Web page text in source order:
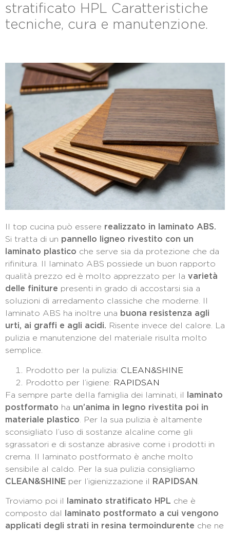
stratificato HPL Caratteristiche
tecniche, cura e manutenzione.
Il top cucina può essere realizzato in laminato ABS.
Si tratta di un pannello ligneo rivestito con un
laminato plastico che serve sia da protezione che da
rifinitura. Il laminato ABS possiede un buon rapporto
qualità prezzo ed è molto apprezzato per la varietà
delle finiture presenti in grado di accostarsi sia a
soluzioni di arredamento classiche che moderne. Il
laminato ABS ha inoltre una buona resistenza agli
urti, ai graffi e agli acidi. Risente invece del calore. La
pulizia e manutenzione del materiale risulta molto
semplice.
Prodotto per la pulizia: CLEAN&SHINE
Prodotto per l’igiene: RAPIDSAN
Fa sempre parte della famiglia dei laminati, il
laminato
postformato ha un’anima in legno rivestita poi in
materiale plastico . Per la sua pulizia è altamente
sconsigliato l’uso di sostanze alcaline come gli
sgrassatori e di sostanze abrasive come i prodotti in
crema. Il laminato postformato è anche molto
sensibile al caldo. Per la sua pulizia consigliamo
CLEAN&SHINE per l’igienizzazione il RAPIDSAN
Troviamo poi il laminato stratificato HPL che è
composto dal
laminato postformato a cui vengono
applicati degli strati in resina termoindurente che ne